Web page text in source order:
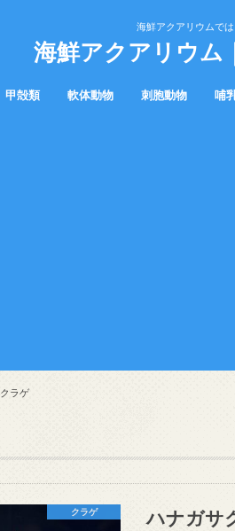
海鮮アクアリウムで
海鮮アクアリウム
甲殻類 軟体動物 刺胞動物 哺
クラゲ
クラゲ
ハナガサ